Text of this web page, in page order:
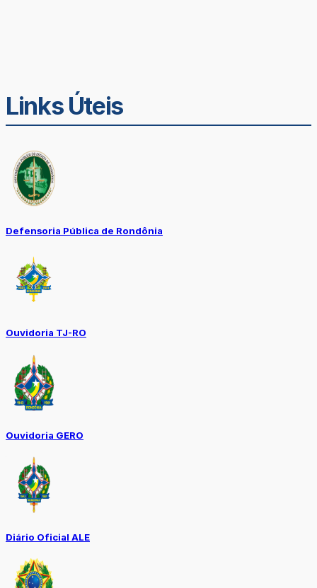
Links Úteis
Defensoria Pública de Rondônia
Ouvidoria TJ-RO
Ouvidoria GERO
Diário Oficial ALE